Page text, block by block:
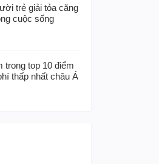
trẻ giải tỏa căng
cuộc sống
trong top 10 điểm
thấp nhất châu Á